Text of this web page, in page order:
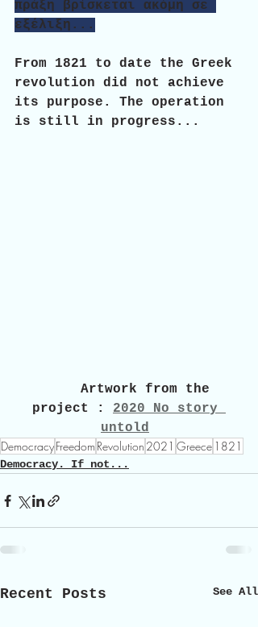
πράξη βρίσκεται ακόμη σε
εξέλιξη...
From 1821 to date the Greek
revolution did not achieve
its purpose. The operation
is still in progress...
project : 2020 No story
untold
DemocracyFreedom Revolution 2021 Greece 1821
Democracy. If not...
Recent Posts See All